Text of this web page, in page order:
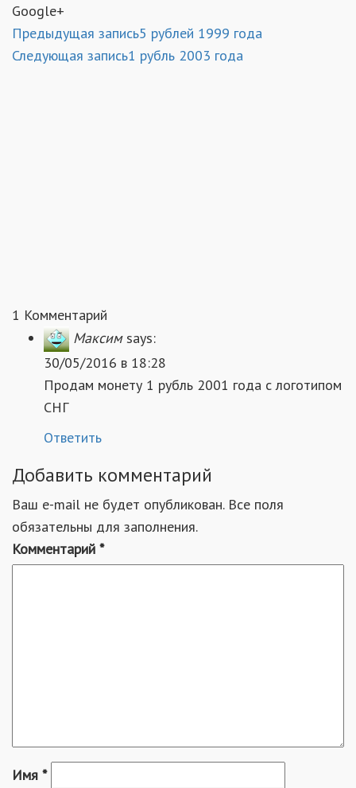
Google+
Предыдущая запись5 рублей 1999 года
Следующая запись1 рубль 2003 года
1 Комментарий
Максим says:
30/05/2016 в 18:28
Продам монету 1 рубль 2001 года с логотипом
СНГ
Ответить
Добавить комментарий
Ваш e-mail не будет опубликован. Все поля
обязательны для заполнения.
Комментарий *
Имя *